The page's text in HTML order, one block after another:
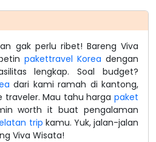
gak perlu ribet! Bareng Viva
pakettravel Korea dengan
lengkap. Soal budget?
dari kami ramah di kantong,
Mau tahu harga paket
worth it buat pengalaman
trip kamu. Yuk, jalan-jalan
Viva Wisata!